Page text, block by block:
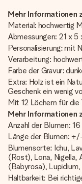
Mehr Informationen
Material: hochwertig
Abmessungen: 21 x 5
Personalisierung: mit
Verarbeitung:
Farbe der Gravur:
Extra: Holz ist ein
Geschenk ein wenig
Mit 12 Löchern für die
Mehr Informationen
Anzahl der Blumen: 16
Länge der Blumen:
Blumensorte: Ichu,
(Rost), Lona, Nigella,
(Babyrosa),
Haltbarkeit: Bei